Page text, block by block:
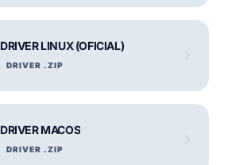
DRIVER LINUX (OFICIAL)
DRIVER .ZIP
DRIVER MACOS
DRIVER .ZIP